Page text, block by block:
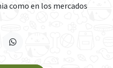
como en los mercados